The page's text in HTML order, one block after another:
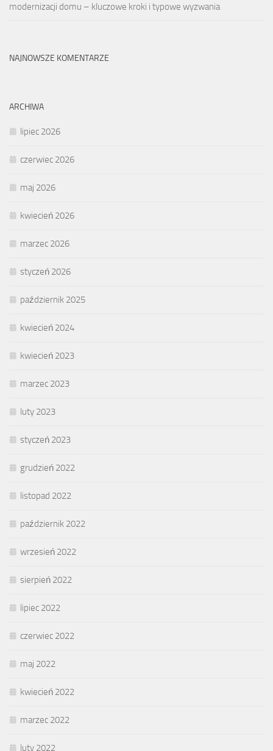
modernizacji domu – kluczowe kroki i typowe wyzwania
NAJNOWSZE KOMENTARZE
ARCHIWA
lipiec 2026
czerwiec 2026
maj 2026
kwiecień 2026
marzec 2026
styczeń 2026
październik 2025
kwiecień 2024
kwiecień 2023
marzec 2023
luty 2023
styczeń 2023
grudzień 2022
listopad 2022
październik 2022
wrzesień 2022
sierpień 2022
lipiec 2022
czerwiec 2022
maj 2022
kwiecień 2022
marzec 2022
luty 2022